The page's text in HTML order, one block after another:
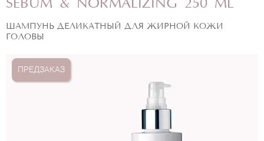
SEBUM & NORMALIZING 250 ML
ШАМПУНЬ ДЕЛИКАТНЫЙ ДЛЯ ЖИРНОЙ КОЖИ
ГОЛОВЫ
ПРЕДЗАКАЗ